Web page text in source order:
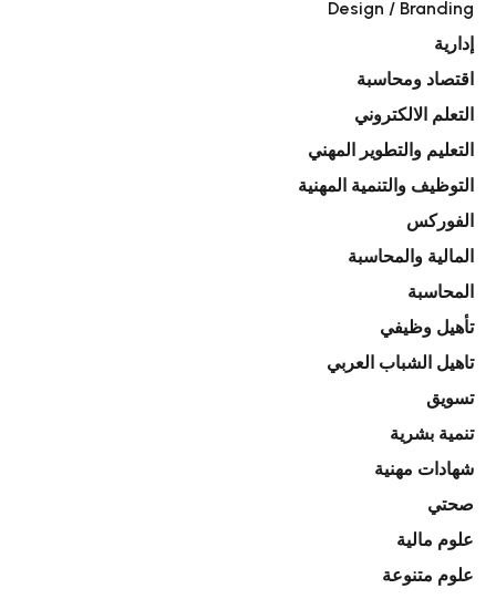
Design / Branding
إدارية
اقتصاد ومحاسبة
التعلم الالكتروني
التعليم والتطوير المهني
التوظيف والتنمية المهنية
الفوركس
المالية والمحاسبة
المحاسبة
تأهيل وظيفي
تاهيل الشباب العربي
تسويق
تنمية بشرية
شهادات مهنية
صحتي
علوم مالية
علوم متنوعة